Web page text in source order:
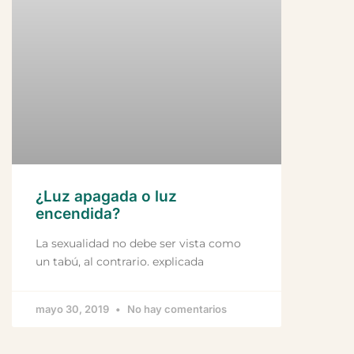
¿Luz apagada o luz
encendida?
La sexualidad no debe ser vista como
un tabú, al contrario. explicada
mayo 30, 2019 No hay comentarios